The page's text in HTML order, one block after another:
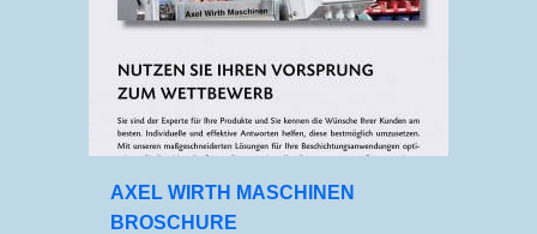
AXEL WIRTH MASCHINEN
BROSCHURE